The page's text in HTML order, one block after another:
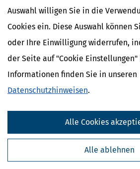
Auswahl willigen Sie in die
Cookies ein. Diese Auswahl können
oder Ihre Einwilligung widerrufen,
der Seite auf "Cookie
Informationen finden Sie in unseren
Datenschutzhinweisen.
Alle ablehnen
Alle Cookies
Zulässigkeit derBilanzänderung, über die
die Bewertung und über die Absetzung
Übernommene Verpflichtungen, die
Verpflichteten Ansatzverboten, -
Bewertungsvorbehalten unterlegen
und dessen Rechtsnachfolger so zu
2 Dies gilt in Fällen des Schuldbeitritts
Erfüllungsübernahme mit vollständiger
Schuldfreistellung für die sich aus
eines Mitunternehmeranteils
eine Pensionsverpflichtung unter